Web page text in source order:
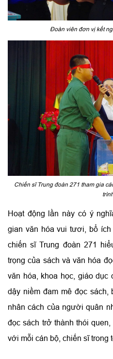
Đoàn viên đơn vị kết
Chiến sĩ Trung đoàn 271 tham gia
Hoạt động lần này có ý
gian văn hóa vui tươi, bổ ích
chiến sĩ Trung đoàn 271
trọng của sách và văn hóa
văn hóa, khoa học, giáo
dậy niềm đam mê đọc sách,
nhân cách của người quân
đọc sách trở thành thói
với mỗi cán bộ, chiến sĩ trong